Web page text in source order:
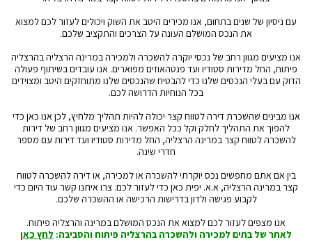
עם ניסיון של שנים בתחום, אנו מכירים היטב את השוק ויכולים לעזור לכם למצוא
את הנכס המושלם העונה על הצרכים והתקציב שלכם.
אנו מציעים מגוון רחב של נכסי יוקרה להשכרה ולמכירה במרינה הרצליה בהרצליה
פיתוח, החל מדירות סטודיו ועד פנטהאוזים מפוארים. אנו עובדים בשיתוף פעולה
הדוק עם בעלי הנכסים שלנו כדי להבטיח שהנכסים שלנו מתוחזקים היטב ומצוידים
בכל הנוחיות הדרושה לכם.
אנו מבינים שהשכרת דירה לטווח קצר יכולה להיות תהליך מלחיץ, לכן אנו כאן כדי
להפוך את התהליך לחלק וקל ככל האפשר. אנו מציעים מגוון רחב של דירות
להשכרה לטווח קצר במרינה הרצליה, החל מדירות סטודיו ועד דירות עם מספר
חדרי שינה.
בין אם אתם מחפשים נכס יוקרתי להשכרה או למכירה, או דירה להשכרה לטווח
קצר במרינה הרצליה, א.א. יפית כאן כדי לעזור לכם. צרו איתנו קשר עוד היום כדי
לקבוע פגישה ולדון בדרישות הרכישה או ההשכרה שלכם.
אנו מצפים לעזור לכם למצוא את הנכס המושלם במרינה והרצליה פיתוח.
לאתר של בתים למכירה ולהשכרה בהרצליה פיתוח והסביבה:לחץ כאן